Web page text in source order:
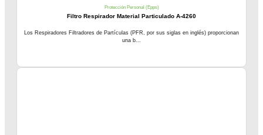
Protección Personal (Epps)
Filtro Respirador Material Particulado A-4260
Los Respiradores Filtradores de Partículas (PFR, por sus siglas en inglés) proporcionan
una b...